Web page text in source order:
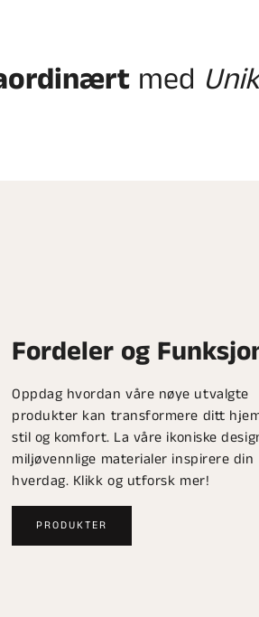
med
Fordeler og
Oppdag hvordan våre nøye utvalgte
produkter kan transformere ditt
stil og komfort. La våre ikoniske
miljøvennlige materialer inspirere din
hverdag. Klikk og utforsk mer!
PRODUKTER